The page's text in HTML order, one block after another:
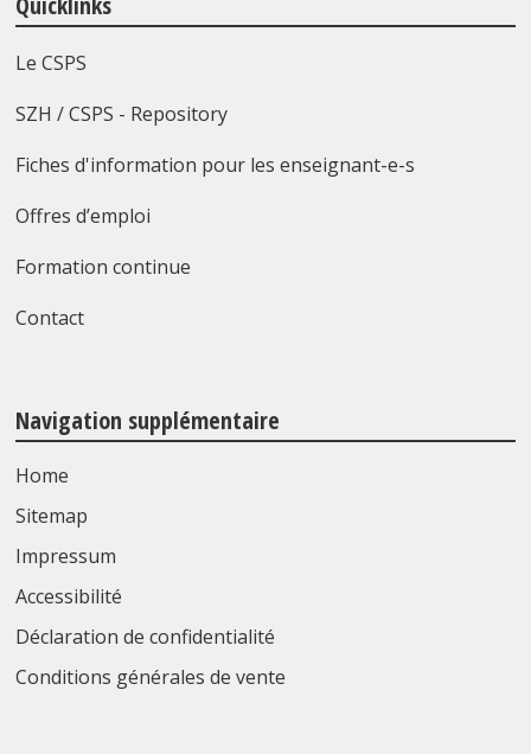
Le CSPS
SZH / CSPS - Repository
Fiches d'information pour les enseignant-e-s
Offres d’emploi
Formation continue
Contact
Navigation supplémentaire
Home
Sitemap
Impressum
Accessibilité
Déclaration de confidentialité
Conditions générales de vente